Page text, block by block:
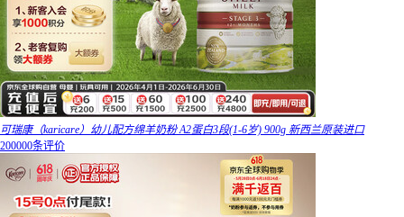
可瑞康（karicare）幼儿配方绵羊奶粉 A2蛋白3段(1-6岁) 900g 新西兰原装进口
200000条评价